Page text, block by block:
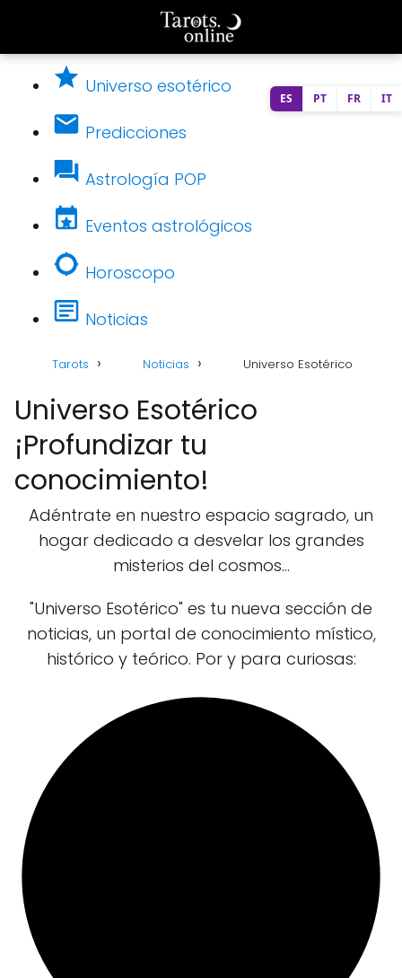
Universo esotérico
Predicciones
Astrología POP
Eventos astrológicos
Horoscopo
Noticias
Tarots Noticias Universo Esotérico
Universo Esotérico
¡Profundizar tu
conocimiento!
Adéntrate en nuestro espacio sagrado, un
hogar dedicado a desvelar los grandes
misterios del cosmos...
"Universo Esotérico" es tu nueva sección de
noticias, un portal de conocimiento místico,
histórico y teórico. Por y para curiosas:
ES PT FR IT